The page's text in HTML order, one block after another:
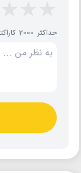
حداکثر 2000 کاراکتر